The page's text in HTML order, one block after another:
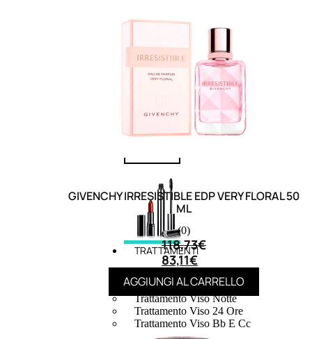
effetti
Solvente
Trattamenti
Cofanetti
TRATTAMENTI
Trattamento Viso Giorno
Trattamento Viso Notte
Trattamento Viso 24 Ore
Trattamento Viso Bb E Cc
GIVENCHY IRRESISTIBLE EDP VERY FLORAL 50
ML
(0)
118,73€
83,11€
AGGIUNGI AL CARRELLO